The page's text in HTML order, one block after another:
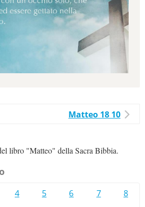
Matteo 18 10
libro "Matteo" della Sacra Bibbia.
4 5 6 7
8